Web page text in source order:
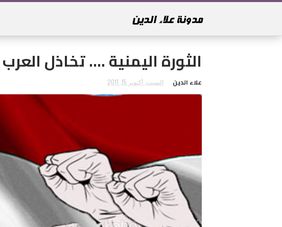
الثورة اليمنية .... تخاذل
علاء الدين السبت, أكتوبر 15, 2011